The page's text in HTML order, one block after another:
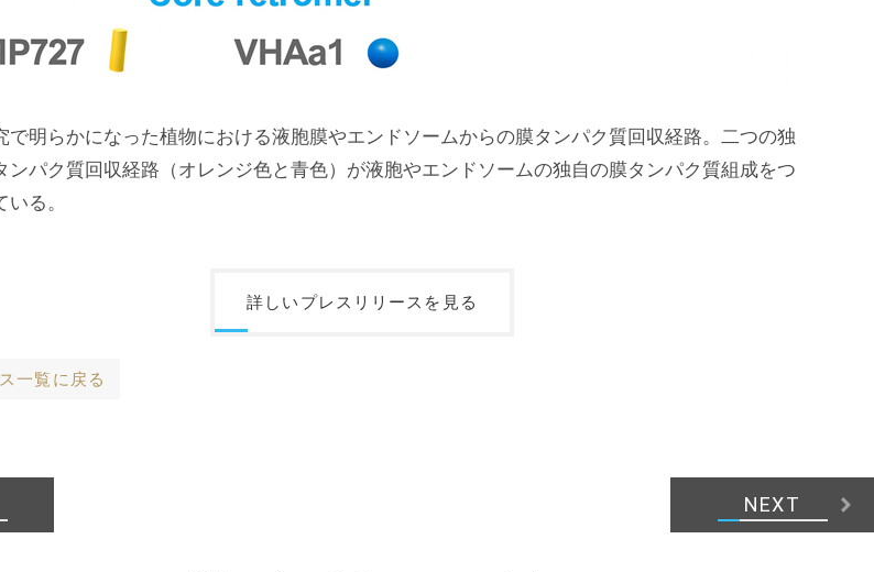
明らかになった植物における液胞膜やエンドソームからの膜タンパク質回収経路。二つの独
ンパク質回収経路（オレンジ色と青色）が液胞やエンドソームの独自の膜タンパク質組成をつ
いる。
詳しいプレスリリースを見る
一覧に戻る
NEXT